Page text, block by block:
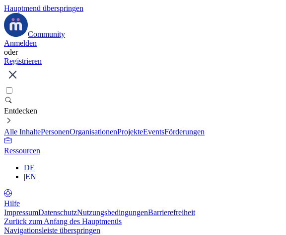
Hauptmenü überspringen
Community
Anmelden
oder
Registrieren
Entdecken
Alle InhaltePersonenOrganisationenProjekteEventsFörderungen
Ressourcen
DE
|EN
Hilfe
ImpressumDatenschutzNutzungsbedingungenBarrierefreiheit
Zurück zum Anfang des Hauptmenüs
Navigationsleiste überspringen